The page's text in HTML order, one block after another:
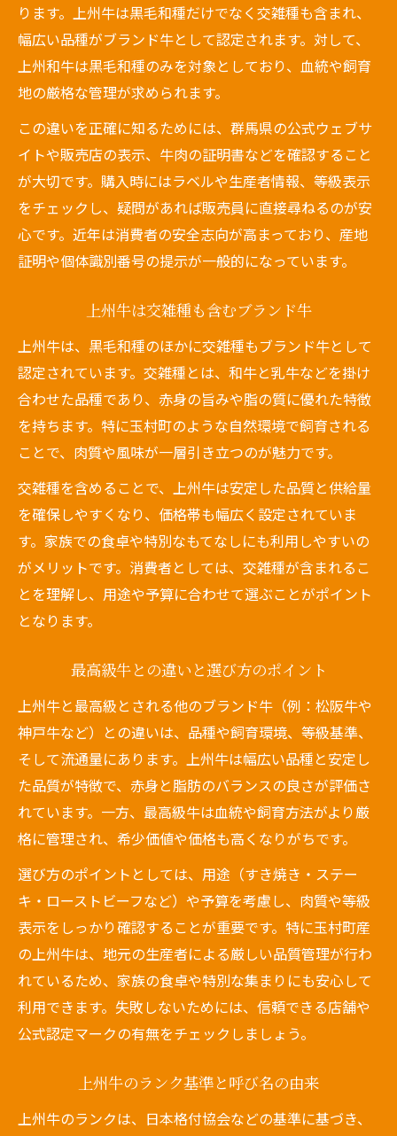
ります。上州牛は黒毛和種だけでなく交雑種も含まれ、
幅広い品種がブランド牛として認定されます。対して、
上州和牛は黒毛和種のみを対象としており、血統や飼育
地の厳格な管理が求められます。
この違いを正確に知るためには、群馬県の公式ウェブサ
イトや販売店の表示、牛肉の証明書などを確認すること
が大切です。購入時にはラベルや生産者情報、等級表示
をチェックし、疑問があれば販売員に直接尋ねるのが安
心です。近年は消費者の安全志向が高まっており、産地
証明や個体識別番号の提示が一般的になっています。
上州牛は交雑種も含むブランド牛
上州牛は、黒毛和種のほかに交雑種もブランド牛として
認定されています。交雑種とは、和牛と乳牛などを掛け
合わせた品種であり、赤身の旨みや脂の質に優れた特徴
を持ちます。特に玉村町のような自然環境で飼育される
ことで、肉質や風味が一層引き立つのが魅力です。
交雑種を含めることで、上州牛は安定した品質と供給量
を確保しやすくなり、価格帯も幅広く設定されていま
す。家族での食卓や特別なもてなしにも利用しやすいの
がメリットです。消費者としては、交雑種が含まれるこ
とを理解し、用途や予算に合わせて選ぶことがポイント
となります。
最高級牛との違いと選び方のポイント
上州牛と最高級とされる他のブランド牛（例：松阪牛や
神戸牛など）との違いは、品種や飼育環境、等級基準、
そして流通量にあります。上州牛は幅広い品種と安定し
た品質が特徴で、赤身と脂肪のバランスの良さが評価さ
れています。一方、最高級牛は血統や飼育方法がより厳
格に管理され、希少価値や価格も高くなりがちです。
選び方のポイントとしては、用途（すき焼き・ステー
キ・ローストビーフなど）や予算を考慮し、肉質や等級
表示をしっかり確認することが重要です。特に玉村町産
の上州牛は、地元の生産者による厳しい品質管理が行わ
れているため、家族の食卓や特別な集まりにも安心して
利用できます。失敗しないためには、信頼できる店舗や
公式認定マークの有無をチェックしましょう。
上州牛のランク基準と呼び名の由来
上州牛のランクは、日本格付協会などの基準に基づき、